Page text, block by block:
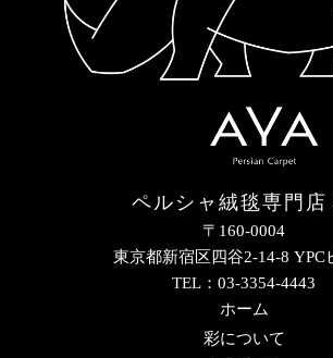
ペルシャ絨毯専門店
〒160-0004
東京都新宿区四谷2-14-8 YPC
TEL：03-3354-4443
ホーム
彩について